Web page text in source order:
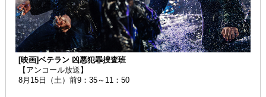
[映画]ベテラン 凶悪犯罪捜査班
【アンコール放送】
8月15日（土）前9：35～11：50